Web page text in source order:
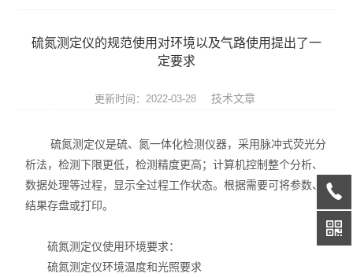
燃料油检测仪器
润滑油检测仪器
导热油检测仪器
油品通用分析仪器
硫氮测定仪的规范使用对环境以及气路使用提出了一
定要求
更新时间：2022-03-28 技术文章
硫氮测定仪是硫、氮一体化检测仪器，采用脉冲式荧光分
析法，检测下限更低，检测精度更高；计算机控制整个分析、
数据处理等过程，显示全过程工作状态。根据需要可将参数、
结果存盘或打印。
硫氮测定仪使用环境要求：
硫氮测定仪环境温度和光照要求